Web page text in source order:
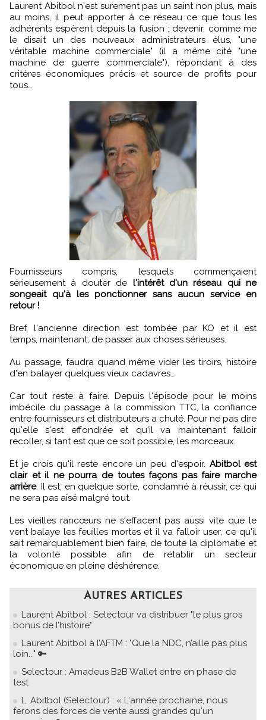
Laurent Abitbol n'est surement pas un saint non plus, mais
au moins, il peut apporter à ce réseau ce que tous les
adhérents espèrent depuis la fusion : devenir, comme me
le disait un des nouveaux administrateurs élus, "une
véritable machine commerciale" (il a même cité "une
machine de guerre commerciale"), répondant à des
critères économiques précis et source de profits pour
tous…
Fournisseurs compris, lesquels commençaient
sérieusement à douter de l'intérêt d'un réseau qui ne
songeait qu'à les ponctionner sans aucun service en
retour !
Bref, l'ancienne direction est tombée par KO et il est
temps, maintenant, de passer aux choses sérieuses.
Au passage, faudra quand même vider les tiroirs, histoire
d'en balayer quelques vieux cadavres…
Car tout reste à faire. Depuis l'épisode pour le moins
imbécile du passage à la commission TTC, la confiance
entre fournisseurs et distributeurs a chuté. Pour ne pas dire
qu'elle s'est effondrée et qu'il va maintenant falloir
recoller, si tant est que ce soit possible, les morceaux.
Et je crois qu'il reste encore un peu d'espoir. Abitbol est
clair et il ne pourra de toutes façons pas faire marche
arrière. Il est, en quelque sorte, condamné à réussir, ce qui
ne sera pas aisé malgré tout.
Les vieilles rancœurs ne s'effacent pas aussi vite que le
vent balaye les feuilles mortes et il va falloir user, ce qu'il
sait remarquablement bien faire, de toute la diplomatie et
la volonté possible afin de rétablir un secteur
économique en pleine déshérence.
AUTRES ARTICLES
Laurent Abitbol : Selectour va distribuer "le plus gros
bonus de l’histoire"
Laurent Abitbol à l’AFTM : "Que la NDC, n’aille pas plus
loin..." 🔑
Selectour : Amadeus B2B Wallet entre en phase de
test
L. Abitbol (Selectour) : « L'année prochaine, nous
ferons des forces de vente aussi grandes qu'un